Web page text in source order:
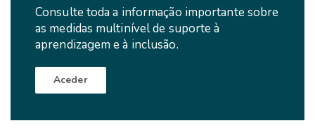
Consulte toda a informação importante sobre
as medidas multinível de suporte à
aprendizagem e à inclusão.
Aceder